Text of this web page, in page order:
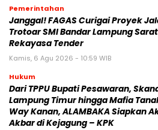
Pemerintahan
Janggal! FAGAS Curigai Proyek
Trotoar SMI Bandar Lampung Sarat
Rekayasa Tender
Kamis, 6 Agu 2026 - 10:59 WIB
Hukum
Dari TPPU Bupati Pesawaran,
Lampung Timur hingga Mafia
Way Kanan, ALAMBAKA Siapkan
Akbar di Kejagung – KPK